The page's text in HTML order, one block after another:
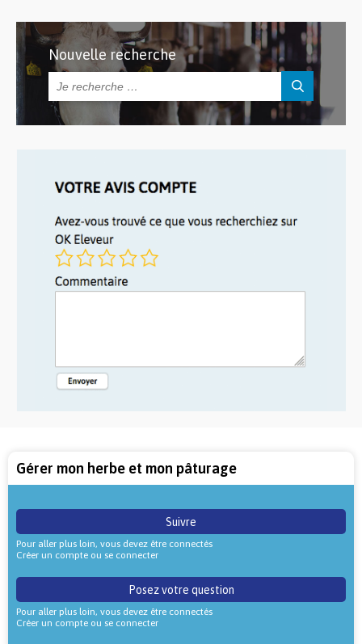
Nouvelle recherche
Gérer mon herbe et mon pâturage
Suivre
Pour aller plus loin, vous devez être connectés
Créer un compte ou se connecter
Posez votre question
Pour aller plus loin, vous devez être connectés
Créer un compte ou se connecter